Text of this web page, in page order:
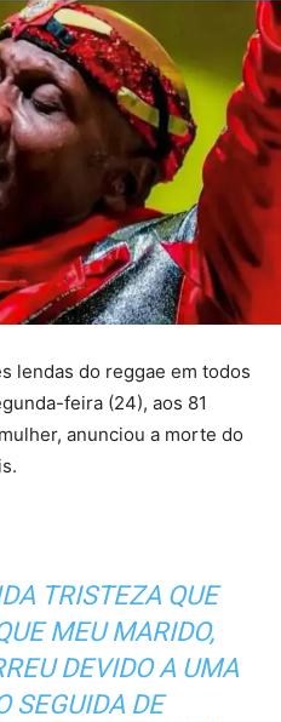
lendas do reggae em todos
feira (24), aos 81
anunciou a morte do
TRISTEZA QUE
MEU MARIDO,
DEVIDO A UMA
SEGUIDA DE